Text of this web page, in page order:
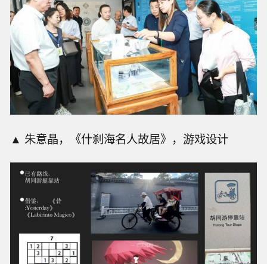
▲ 朱意晶，《什刹海名人故居》，游戏设计